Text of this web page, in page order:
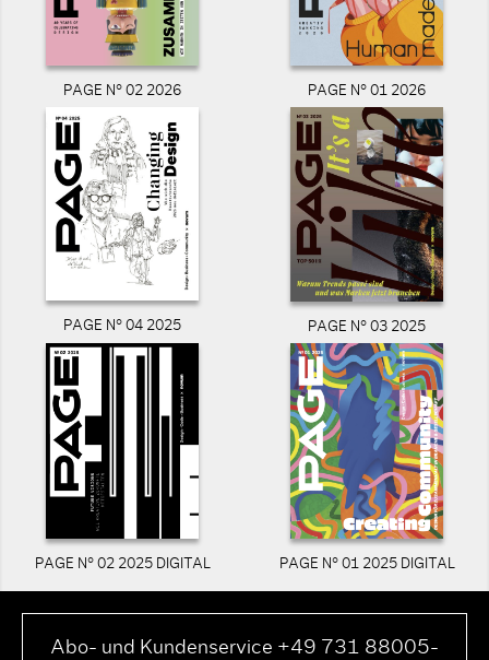
PAGE N° 02 2026 PAGE N° 01 2026
PAGE N° 04 2025 PAGE N° 03 2025
PAGE N° 02 2025 DIGITAL PAGE N° 01 2025 DIGITAL
Abo- und Kundenservice +49 731 88005-